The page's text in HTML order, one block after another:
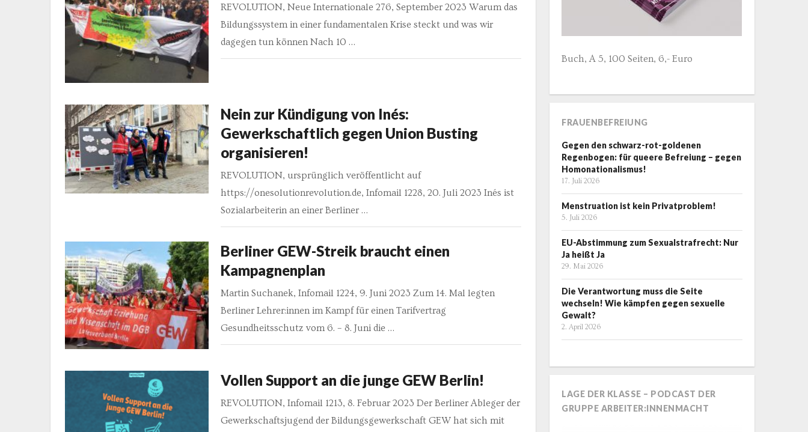
REVOLUTION, Neue Internationale 276, September 2023 Warum das
Bildungssystem in einer fundamentalen Krise steckt und was wir
dagegen tun können Nach 10 …
Nein zur Kündigung von Inés:
Gewerkschaftlich gegen Union Busting
organisieren!
REVOLUTION, ursprünglich veröffentlicht auf
https://onesolutionrevolution.de, Infomail 1228, 20. Juli 2023 Inés ist
Sozialarbeiterin an einer Berliner …
Berliner GEW-Streik braucht einen
Kampagnenplan
Martin Suchanek, Infomail 1224, 9. Juni 2023 Zum 14. Mal legten
Berliner Lehrer:innen im Kampf für einen Tarifvertrag
Gesundheitsschutz vom 6. – 8. Juni die …
Vollen Support an die junge GEW Berlin!
REVOLUTION, Infomail 1213, 8. Februar 2023 Der Berliner Ableger der
Gewerkschaftsjugend der Bildungsgewerkschaft GEW hat sich mit
Buch, A 5, 100 Seiten, 6,- Euro
FRAUENBEFREIUNG
Gegen den schwarz-rot-goldenen
Regenbogen: für queere Befreiung – gegen
Homonationalismus!
17. Juli 2026
Menstruation ist kein Privatproblem!
5. Juli 2026
EU-Abstimmung zum Sexualstrafrecht: Nur
Ja heißt Ja
29. Mai 2026
Die Verantwortung muss die Seite
wechseln! Wie kämpfen gegen sexuelle
Gewalt?
2. April 2026
LAGE DER KLASSE – PODCAST DER
GRUPPE ARBEITER:INNENMACHT